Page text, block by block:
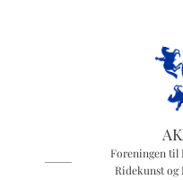
Foreningen til
Ridekunst